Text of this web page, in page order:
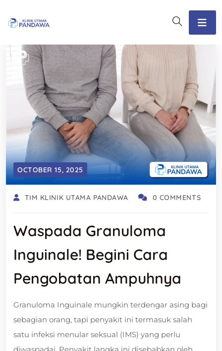
OCTOBER 15, 2025
TIM KLINIK UTAMA PANDAWA 0 COMMENTS
Waspada Granuloma
Inguinale! Begini Cara
Pengobatan Ampuhnya
Granuloma Inguinale mungkin terdengar asing bagi
sebagian orang, tapi penyakit ini termasuk salah
satu infeksi menular seksual (IMS) yang perlu
diwaspadai. Penyakit langka ini disebabkan oleh